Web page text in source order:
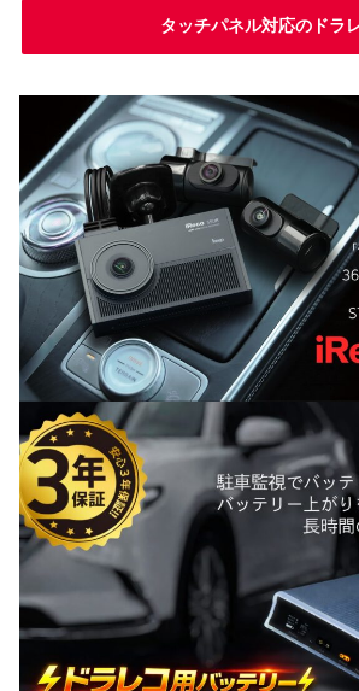
タッチパネル対応のドラ